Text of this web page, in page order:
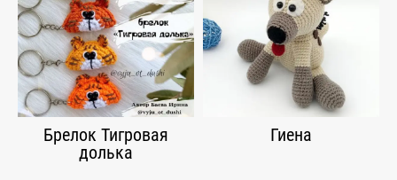
Брелок Тигровая
долька
Гиена